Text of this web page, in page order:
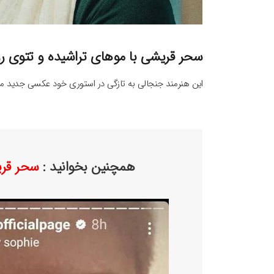
سحر قریشی با موهای تراشیده و
این هنرمند جنجالی به تازگی در استوری خود عکسی جدید
همچنین بخوانید :سحر